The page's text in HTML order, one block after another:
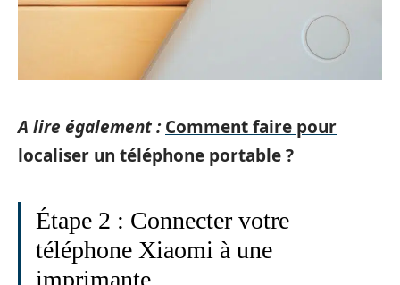
A lire également : Comment faire pour
localiser un téléphone portable ?
Étape 2 : Connecter votre
téléphone Xiaomi à une